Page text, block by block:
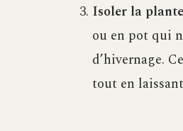
Isoler la
ou en pot qui
d’hivernage.
tout en